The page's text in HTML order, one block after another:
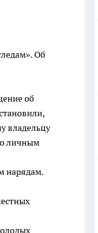
Об
об
владельцу
личным
нарядам.